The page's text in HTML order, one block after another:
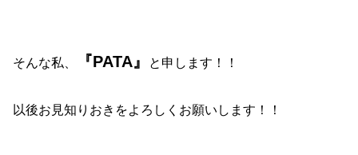
そんな私、 『PATA』 と申します！！
以後お見知りおきをよろしくお願いします！！